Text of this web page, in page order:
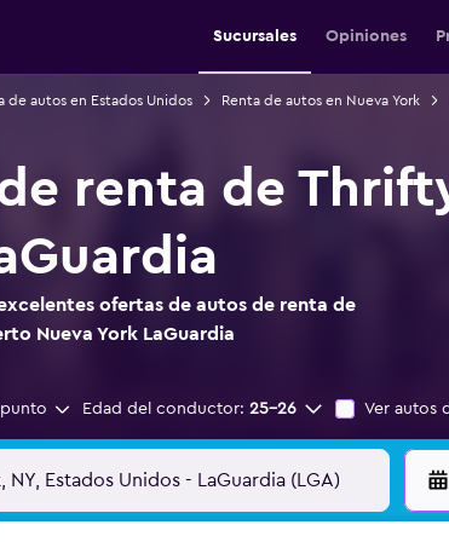
Sucursales Opiniones
de autos en Estados Unidos Renta de autos en Nueva York
renta de
ofertas de autos de renta de
Nueva York LaGuardia
Edad del conductor: 25-26 Ver autos